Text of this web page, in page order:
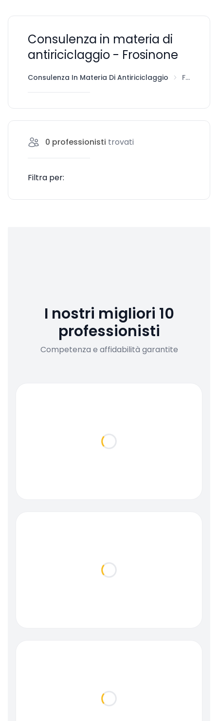
Consulenza in materia di
antiriciclaggio - Frosinone
Consulenza In Materia Di Antiriciclaggio Frosinone
0 professionisti trovati
Filtra per:
I nostri migliori 10
professionisti
Competenza e affidabilità garantite
Loading...
Loading...
Loading...